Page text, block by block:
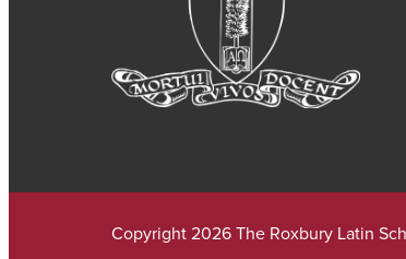
Copyright 2026 The Roxbury Latin